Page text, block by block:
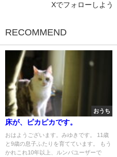
Xでフォローしよう
RECOMMEND
おうち
床が、ピカピカです。
おはようございます。みゆきです。 11歳
と9歳の息子ふたりを育てています。 もう
かれこれ10年以上、ルンバユーザーで